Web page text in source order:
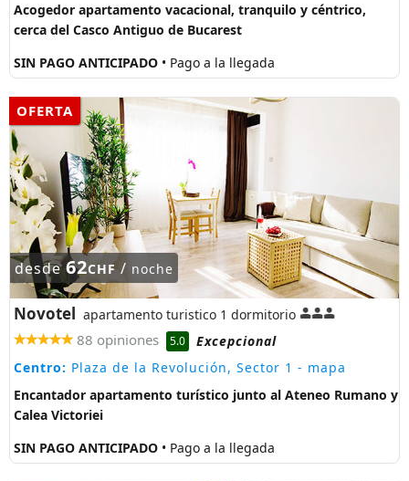
Acogedor apartamento vacacional, tranquilo y céntrico,
cerca del Casco Antiguo de Bucarest
SIN PAGO ANTICIPADO • Pago a la llegada
OFERTA
desde62CHF/ noche
Novotel apartamento turistico 1 dormitorio
88 opiniones 5.0
Excepcional
Centro: Plaza de la Revolución, Sector 1 - mapa
Encantador apartamento turístico junto al Ateneo Rumano y
Calea Victoriei
SIN PAGO ANTICIPADO • Pago a la llegada